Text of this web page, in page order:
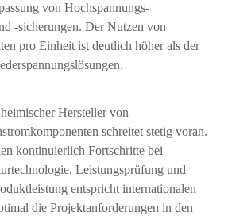
von Hochspannungs-
-sicherungen. Der Nutzen von
pro Einheit ist deutlich höher als der
Hersteller von
schreitet stetig voran.
kontinuierlich Fortschritte bei
Leistungsprüfung und
entspricht internationalen
die Projektanforderungen in den